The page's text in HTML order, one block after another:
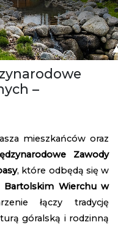
–
mieszkańców oraz
Zawody
, które odbędą się w
Bartolskim Wierchu w
łączy tradycję
góralską i rodzinną